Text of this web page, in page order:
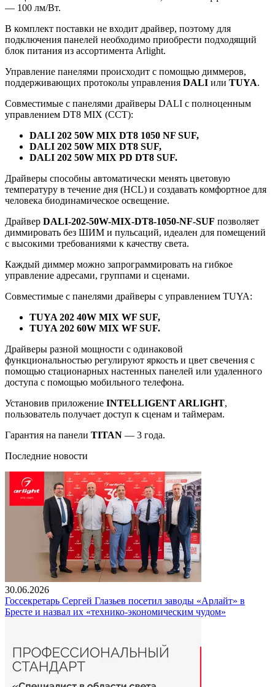
— 100 лм/Вт.
В комплект поставки не входит драйвер, поэтому для
подключения панелей необходимо приобрести подходящий
блок питания из ассортимента Arlight.
Управление панелями происходит с помощью диммеров,
поддерживающих протоколы управления DALI или TUYA.
Совместимые с панелями драйверы DALI с полноценным
управлением DT8 MIX (ССТ):
DALI 202 50W MIX DT8 1050 NF SUF,
DALI 202 50W MIX DT8 SUF,
DALI 202 50W MIX PD DT8 SUF.
Драйверы способны автоматически менять цветовую
температуру в течение дня (HCL) и создавать комфортное для
человека биодинамическое освещение.
Драйвер DALI-202-50W-MIX-DT8-1050-NF-SUF позволяет
диммировать без ШИМ и пульсаций, идеален для помещений
с высокими требованиями к качеству света.
Каждый диммер можно запрограммировать на гибкое
управление адресами, группами и сценами.
Совместимые с панелями драйверы с управлением TUYA:
TUYA 202 40W MIX WF SUF,
TUYA 202 60W MIX WF SUF.
Драйверы разной мощности с одинаковой
функциональностью регулируют яркость и цвет свечения с
помощью стационарных настенных панелей или удаленного
доступа с помощью мобильного телефона.
Установив приложение INTELLIGENT ARLIGHT,
пользователь получает доступ к сценам и таймерам.
Гарантия на панели TITAN — 3 года.
Последние новости
30.06.2026
Госсекретарь Сергей Глазьев посетил заводы «Арлайт» в
Бресте и назвал их «технико-экономическим чудом»